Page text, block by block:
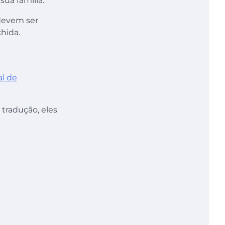
ser
de
eles